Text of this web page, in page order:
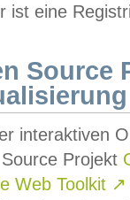
ist eine
Source
interaktiven
Projekt
Web Toolkit ↗